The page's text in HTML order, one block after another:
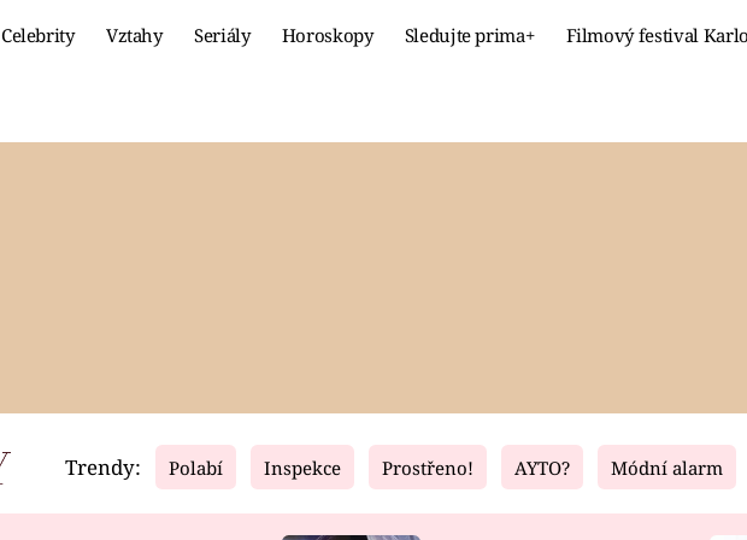
Celebrity Vztahy Seriály Horoskopy Sledujte prima+ Filmový festival
Video Fresh Living
Trendy: Polabí Inspekce Prostřeno! AYTO? Módní alarm